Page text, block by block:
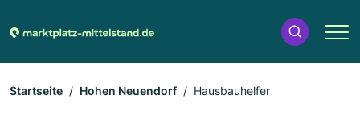
Startseite Hohen Neuendorf Hausbauhelfer